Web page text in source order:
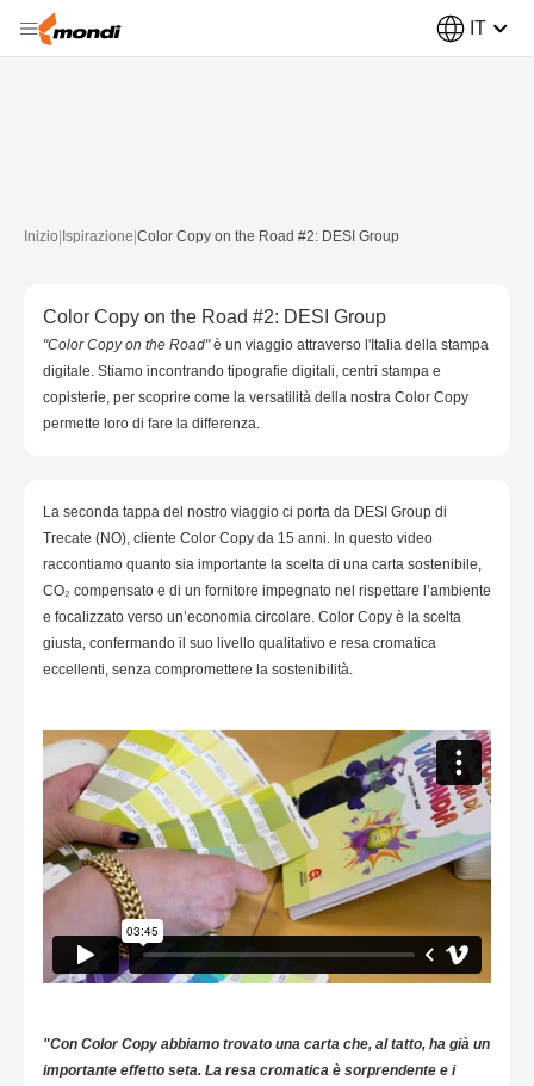
IT
Inizio|Ispirazione|Color Copy on the Road #2: DESI Group
Color Copy on the Road #2: DESI Group
"Color Copy on the Road"è un viaggio attraverso l'Italia della stampa
digitale. Stiamo incontrando tipografie digitali, centri stampa e
copisterie, per scoprire come la versatilità della nostra Color Copy
permette loro di fare la differenza.
La seconda tappa del nostro viaggio ci porta da DESI Group di
Trecate (NO), cliente Color Copy da 15 anni. In questo video
raccontiamo quanto sia importante la scelta di una carta sostenibile,
CO₂ compensato e di un fornitore impegnato nel rispettare l’ambiente
e focalizzato verso un’economia circolare. Color Copy è la scelta
giusta, confermando il suo livello qualitativo e resa cromatica
eccellenti, senza compromettere la sostenibilità.
"Con Color Copy abbiamo trovato una carta che, al tatto, ha già un
importante effetto seta. La resa cromatica è sorprendente e i